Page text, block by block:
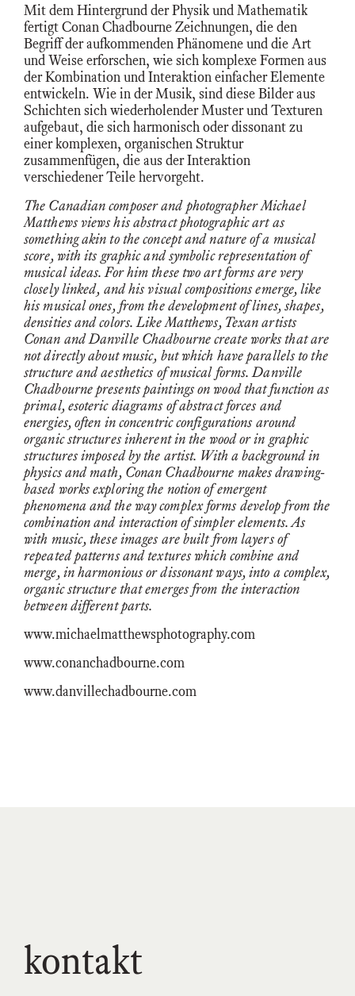
Mit dem Hintergrund der Physik und Mathematik
fertigt Conan Chadbourne Zeichnungen, die den
Begriff der aufkommenden Phänomene und die Art
und Weise erforschen, wie sich komplexe Formen aus
der Kombination und Interaktion einfacher Elemente
entwickeln. Wie in der Musik, sind diese Bilder aus
Schichten sich wiederholender Muster und Texturen
aufgebaut, die sich harmonisch oder dissonant zu
einer komplexen, organischen Struktur
zusammenfügen, die aus der Interaktion
verschiedener Teile hervorgeht.
The Canadian composer and photographer Michael
Matthews views his abstract photographic art as
something akin to the concept and nature of a musical
score, with its graphic and symbolic representation of
musical ideas. For him these two art forms are very
closely linked, and his visual compositions emerge, like
his musical ones, from the development of lines, shapes,
densities and colors. Like Matthews, Texan artists
Conan and Danville Chadbourne create works that are
not directly about music, but which have parallels to the
structure and aesthetics of musical forms. Danville
Chadbourne presents paintings on wood that function as
primal, esoteric diagrams of abstract forces and
energies, often in concentric configurations around
organic structures inherent in the wood or in graphic
structures imposed by the artist. With a background in
physics and math, Conan Chadbourne makes drawing-
based works exploring the notion of emergent
phenomena and the way complex forms develop from the
combination and interaction of simpler elements. As
with music, these images are built from layers of
repeated patterns and textures which combine and
merge, in harmonious or dissonant ways, into a complex,
organic structure that emerges from the interaction
between different parts.
www.michaelmatthewsphotography.com
www.conanchadbourne.com
www.danvillechadbourne.com
kontakt